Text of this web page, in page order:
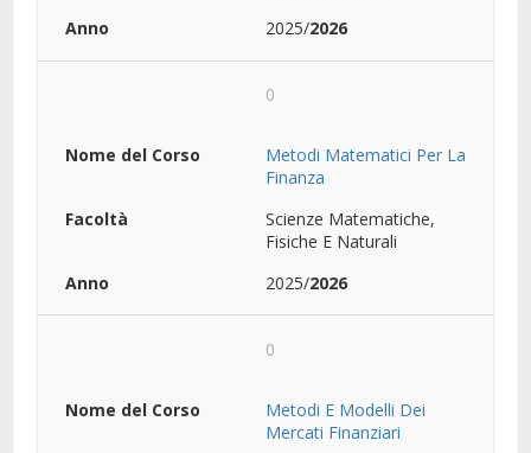
2025/2026
0
Metodi Matematici Per La
Finanza
Scienze Matematiche,
Fisiche E Naturali
2025/2026
0
Metodi E Modelli Dei
Mercati Finanziari